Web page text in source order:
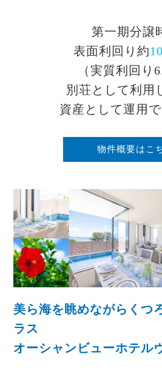
第一期分譲
表面利回り約
（実質利回り
別荘として利用
資産として運用で
物件概要はこ
美ら海を眺めながらくつ
ラス
オーシャンビューホテル